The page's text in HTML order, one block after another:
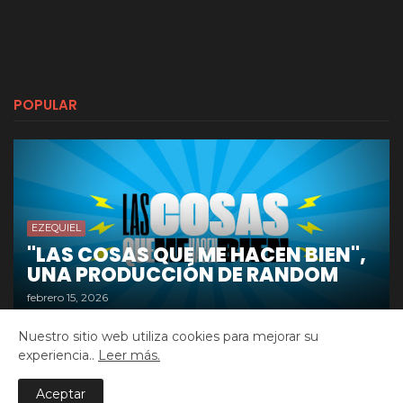
POPULAR
EZEQUIEL
"LAS COSAS QUE ME HACEN BIEN",
UNA PRODUCCIÓN DE RANDOM
febrero 15, 2026
Nuestro sitio web utiliza cookies para mejorar su
experiencia.. Leer más.
Aceptar